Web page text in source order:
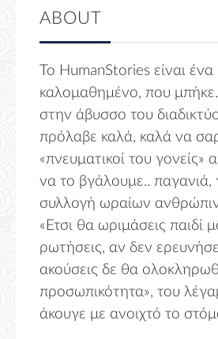
ABOUT
Το HumanStories είναι ένα
καλομαθημένο, που
στην άβυσσο του
πρόλαβε καλά, καλά να
«πνευματικοί του γονείς»
να το βγάλουμε.. παγανιά,
συλλογή ωραίων
«Ετσι θα ωριμάσεις παιδί
ρωτήσεις, αν δεν
ακούσεις δε θα
προσωπικότητα», του
άκουγε με ανοιχτό το